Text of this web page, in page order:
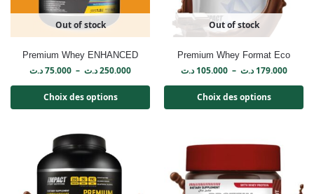
Out of stock
Premium Whey ENHANCED
75.000د.ت – 250.000د.ت
Choix des options
Out of stock
Premium Whey Format Eco
105.000 د.ت – 179.000 د.ت
Choix des options